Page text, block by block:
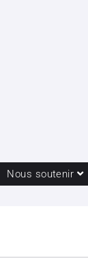
Nous soutenir